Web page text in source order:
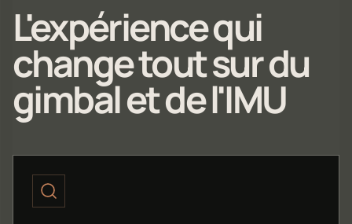
L'expérience qui
change tout sur du
gimbal et de l'IMU